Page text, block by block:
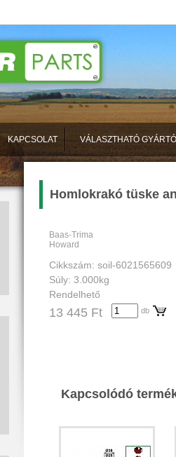
KAPCSOLAT VÁLASZTHATÓ
Homlokrakó tüske
Baas-Trima
Howard
Cikkszám: soil-6021565609
Súly: 3.000kg
Rendelhető
13 445 Ft db
Kapcsolódó